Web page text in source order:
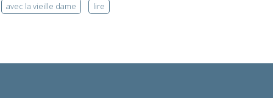
avec la vieille dame
lire